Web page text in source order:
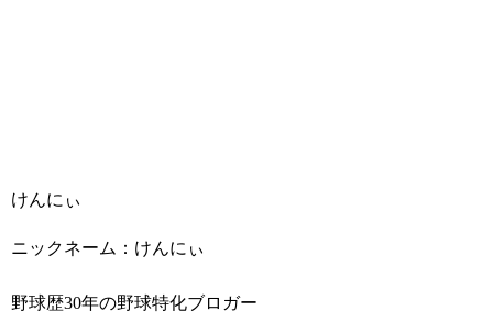
けんにぃ
ニックネーム：けんにぃ
野球歴30年の野球特化ブロガー